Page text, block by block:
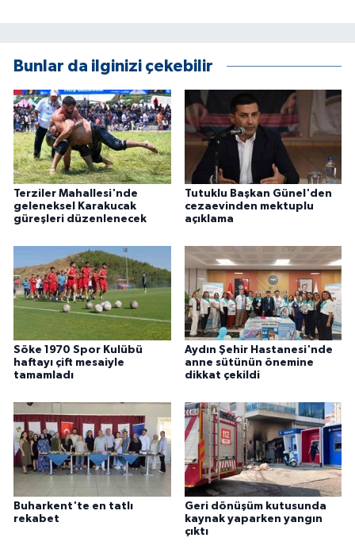
Bunlar da ilginizi çekebilir
Terziler Mahallesi'nde
geleneksel Karakucak
güreşleri düzenlenecek
Tutuklu Başkan Günel'den
cezaevinden mektuplu
açıklama
Söke 1970 Spor Kulübü
haftayı çift mesaiyle
tamamladı
Aydın Şehir Hastanesi'nde
anne sütünün önemine
dikkat çekildi
Buharkent'te en tatlı
rekabet
Geri dönüşüm kutusunda
kaynak yaparken yangın
çıktı